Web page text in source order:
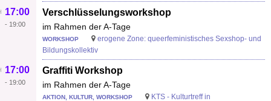
Verschlüsselungsworkshop
im Rahmen der A-Tage
17:00
- 19:00
WORKSHOP
erogene Zone: queerfeministisches Sexshop- und
Bildungskollektiv
Graffiti Workshop
im Rahmen der A-Tage
17:00
- 19:00
AKTION, KULTUR, WORKSHOP
KTS - Kulturtreff in